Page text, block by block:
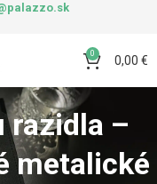
0 0,00 €
razidla –
metalické